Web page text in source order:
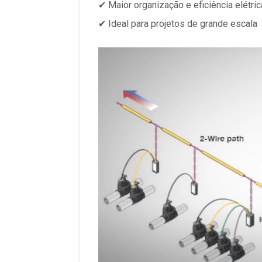
✔ Maior organização e eficiência
✔ Ideal para projetos de grande escala